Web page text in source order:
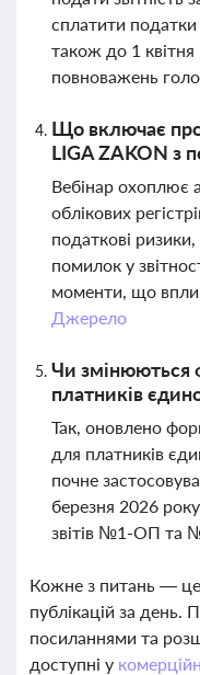
сплатити податки
також до 1
повноважень
Що включає
LIGA ZAKON з
Вебінар охоплює
облікових
податкові
помилок у
моменти, що
Джерело
Чи змінюються
платників
Так, оновлено
для платників
почне
березня 2026
звітів №1-ОП та
Кожне з питань — це
публікацій за
посиланнями та
доступні у